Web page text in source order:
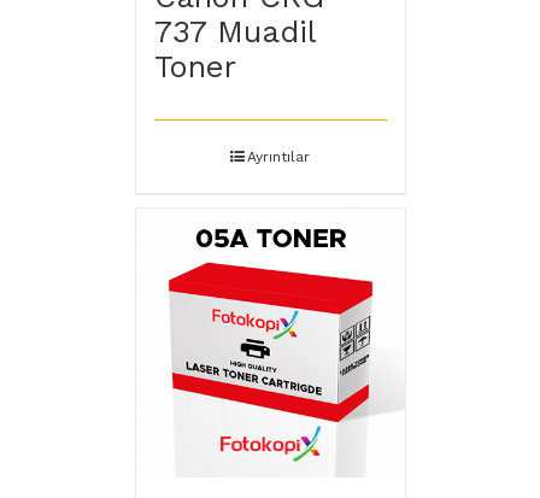
737 Muadil
Toner
Ayrıntılar